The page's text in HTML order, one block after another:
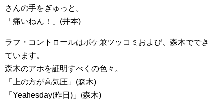
さんの手をぎゅっと。
「痛いねん！」(井本)
ラフ・コントロールはボケ兼ツッコミおよび、森木ででき
ています。
森木のアホを証明すべくの色々。
「上の方が高気圧」(森木)
「Yeahesday(昨日)」(森木)